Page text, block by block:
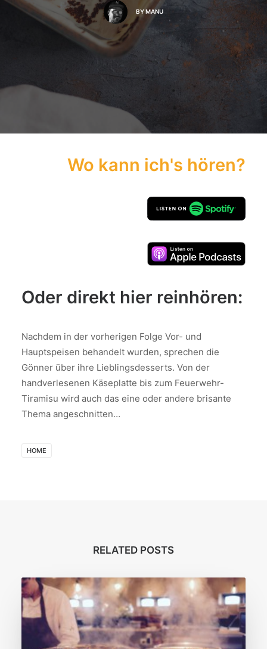
BYMANU
Wo kann ich's hören?
Oder direkt hier reinhören:
Nachdem in der vorherigen Folge Vor- und
Hauptspeisen behandelt wurden, sprechen die
Gönner über ihre Lieblingsdesserts. Von der
handverlesenen Käseplatte bis zum Feuerwehr-
Tiramisu wird auch das eine oder andere brisante
Thema angeschnitten…
HOME
RELATED POSTS